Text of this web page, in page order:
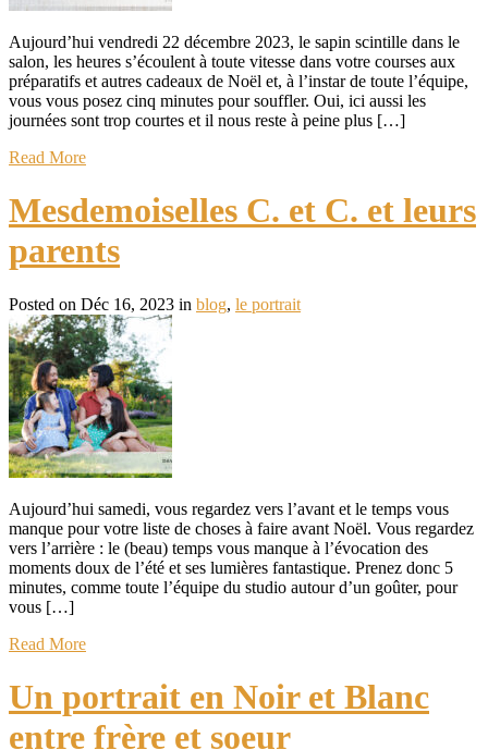
Aujourd’hui vendredi 22 décembre 2023, le sapin scintille dans le
salon, les heures s’écoulent à toute vitesse dans votre courses aux
préparatifs et autres cadeaux de Noël et, à l’instar de toute l’équipe,
vous vous posez cinq minutes pour souffler. Oui, ici aussi les
journées sont trop courtes et il nous reste à peine plus […]
Read More
Mesdemoiselles C. et C. et leurs
parents
Posted on Déc 16, 2023 in blog, le portrait
Aujourd’hui samedi, vous regardez vers l’avant et le temps vous
manque pour votre liste de choses à faire avant Noël. Vous regardez
vers l’arrière : le (beau) temps vous manque à l’évocation des
moments doux de l’été et ses lumières fantastique. Prenez donc 5
minutes, comme toute l’équipe du studio autour d’un goûter, pour
vous […]
Read More
Un portrait en Noir et Blanc
entre frère et soeur